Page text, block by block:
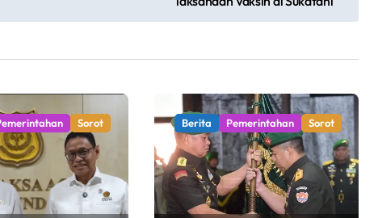
Sorot Berita Pemerintahan Sorot